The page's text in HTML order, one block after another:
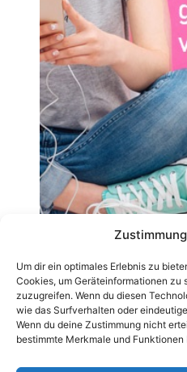
Um dir ein optimales Erlebnis zu
Cookies, um Geräteinformationen zu
zuzugreifen. Wenn du diesen
wie das Surfverhalten oder
Wenn du deine Zustimmung nicht
bestimmte Merkmale und